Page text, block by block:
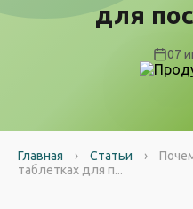
для
07
Главная › Статьи ›
таблетках для п...